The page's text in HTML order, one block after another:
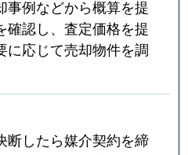
事例などから概算を提
確認し、査定価格を提
に応じて売却物件を調
断したら媒介契約を締